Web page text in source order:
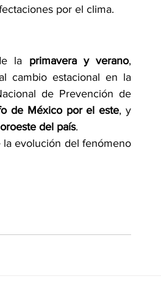
por el clima.
la primavera y verano,
cambio estacional en la
de Prevención de
de México por el este, y
del país.
evolución del fenómeno